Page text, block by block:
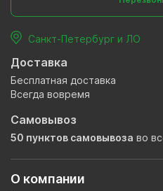
О компании
Санкт-Петербург и ЛО
Доставка
Бесплатная доставка
Всегда вовремя
Самовывоз
50 пунктов самовывоза во